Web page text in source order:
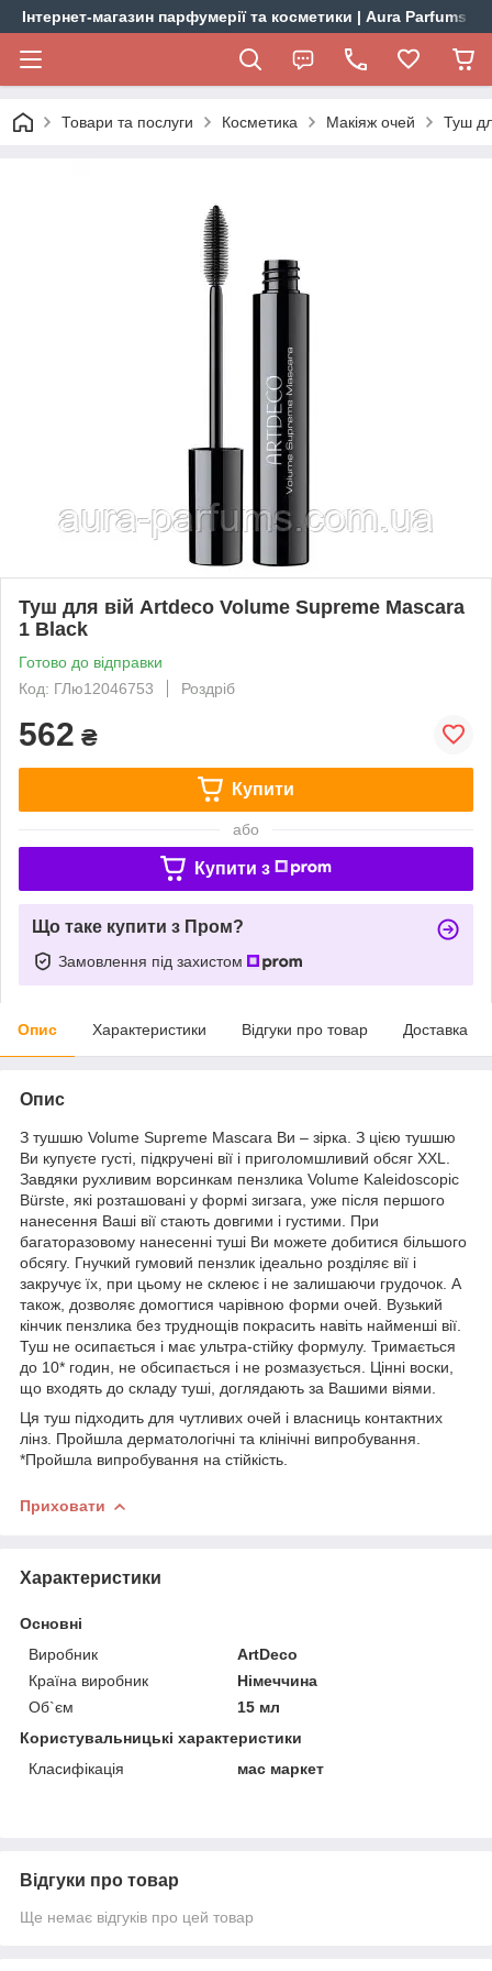
Інтернет-магазин парфумерії та косметики | Aura Parfums
Товари та послуги Косметика Макіяж очей Туш
Туш для вій Artdeco Volume Supreme Mascara
1 Black
Готово до відправки
Код: ГЛю12046753
Роздріб
562 ₴
Купити
або
Купити з
Що таке купити з Пром?
Замовлення під захистом
Опис Характеристики Відгуки про товар Доставка
Опис
З тушшю Volume Supreme Mascara Ви – зірка. З цією тушшю
Ви купуєте густі, підкручені вії і приголомшливий обсяг XXL.
Завдяки рухливим ворсинкам пензлика Volume Kaleidoscopic
Bürste, які розташовані у формі зигзага, уже після першого
нанесення Ваші вії стають довгими і густими. При
багаторазовому нанесенні туші Ви можете добитися більшого
обсягу. Гнучкий гумовий пензлик ідеально розділяє вії і
закручує їх, при цьому не склеює і не залишаючи грудочок. А
також, дозволяє домогтися чарівною форми очей. Вузький
кінчик пензлика без труднощів покрасить навіть найменші вії.
Туш не осипається і має ультра-стійку формулу. Тримається
до 10* годин, не обсипається і не розмазується. Цінні воски,
що входять до складу туші, доглядають за Вашими віями.
Ця туш підходить для чутливих очей і власниць контактних
лінз. Пройшла дерматологічні та клінічні випробування.
*Пройшла випробування на стійкість.
Приховати
Характеристики
Основні
Виробник
ArtDeco
Країна виробник
Німеччина
Об`єм
15 мл
Користувальницькі характеристики
Класифікація
мас маркет
Відгуки про товар
Ще немає відгуків про цей товар